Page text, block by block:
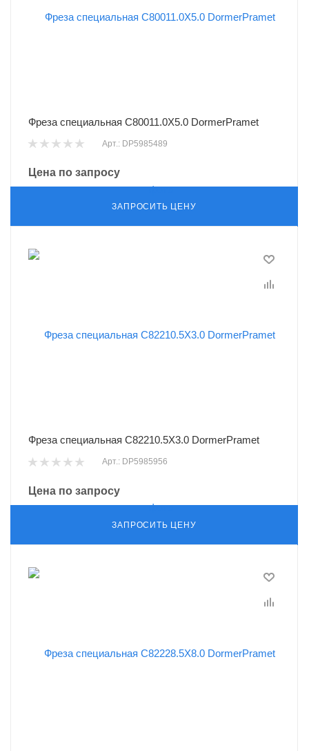
Фреза специальная C80011.0X5.0 DormerPramet
Арт.: DP5985489
Цена по запросу
ЗАПРОСИТЬ ЦЕНУ
Фреза специальная C82210.5X3.0 DormerPramet
Арт.: DP5985956
Цена по запросу
ЗАПРОСИТЬ ЦЕНУ